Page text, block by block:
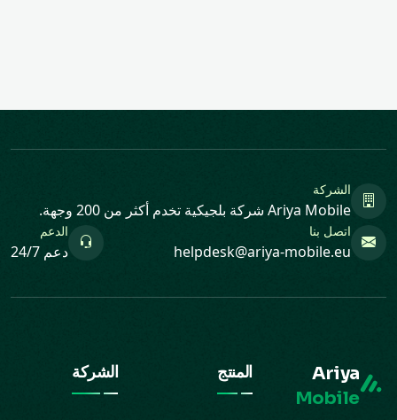
الشركة
Ariya Mobile شركة بلجيكية تخدم أكثر من 200 وجهة.
اتصل بنا
helpdesk@ariya-mobile.eu
الدعم
دعم 24/7
Ariya
Mobile
المنتج الشركة